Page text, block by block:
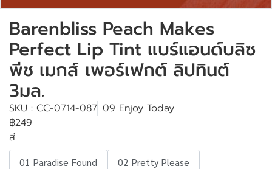
Barenbliss Peach Makes
Perfect Lip Tint แบร์แอนด์บลิซ
พีช เมกส์ เพอร์เฟกต์ ลิปทินต์
3มล.
SKU : CC-0714-087 09 Enjoy Today
฿249
สี
01 Paradise Found
02 Pretty Please